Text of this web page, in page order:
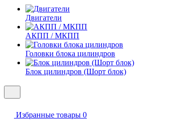
Двигатели
АКПП / МКПП
Головки блока цилиндров
Блок цилиндров (Шорт блок)
Избранные товары 0